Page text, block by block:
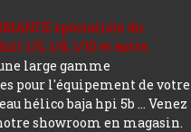
spécialiste du
1/5, 1/8, 1/10 et autre.
large gamme
pour l'équipement de votre
hélico baja hpi 5b ... Venez
showroom en magasin.